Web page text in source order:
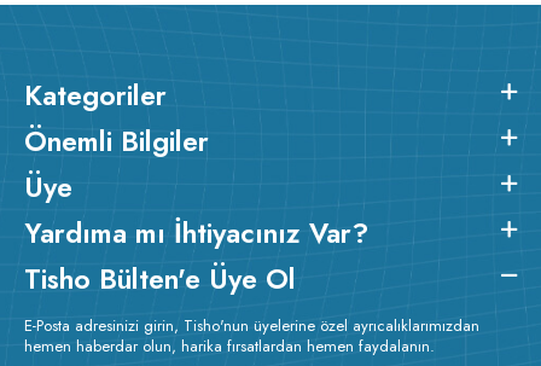
Kategoriler
Önemli Bilgiler
Üye
Yardıma mı İhtiyacınız Var?
Tisho Bülten'e Üye Ol
E-Posta adresinizi girin, Tisho'nun üyelerine özel ayrıcalıklarımızdan
hemen haberdar olun, harika fırsatlardan hemen faydalanın.